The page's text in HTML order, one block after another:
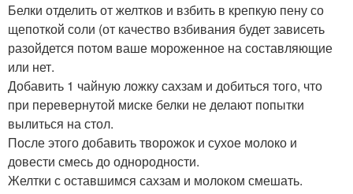
Белки отделить от желтков и взбить в крепкую пену со
щепоткой соли (от качество взбивания будет зависеть
разойдется потом ваше мороженное на составляющие
или нет.
Добавить 1 чайную ложку сахзам и добиться того, что
при перевернутой миске белки не делают попытки
вылиться на стол.
После этого добавить творожок и сухое молоко и
довести смесь до однородности.
Желтки с оставшимся сахзам и молоком смешать.